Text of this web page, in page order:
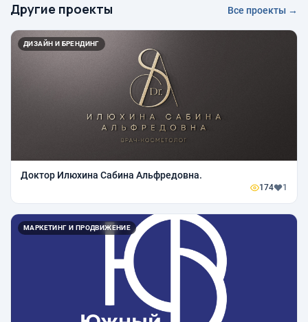
Другие проекты Все проекты →
ДИЗАЙН И БРЕНДИНГ
Доктор Илюхина Сабина Альфредовна.
174 1
МАРКЕТИНГ И ПРОДВИЖЕНИЕ